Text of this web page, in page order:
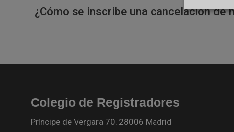
¿Cómo se inscribe una cancelación de
Colegio de Registradores
Príncipe de Vergara 70. 28006 Madrid